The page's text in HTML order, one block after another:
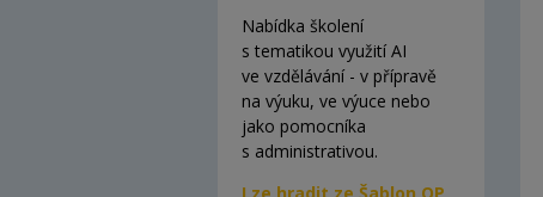
Nabídka školení
s tematikou využití AI
ve vzdělávání - v přípravě
na výuku, ve výuce nebo
jako pomocníka
s administrativou.
Lze hradit ze Šablon OP